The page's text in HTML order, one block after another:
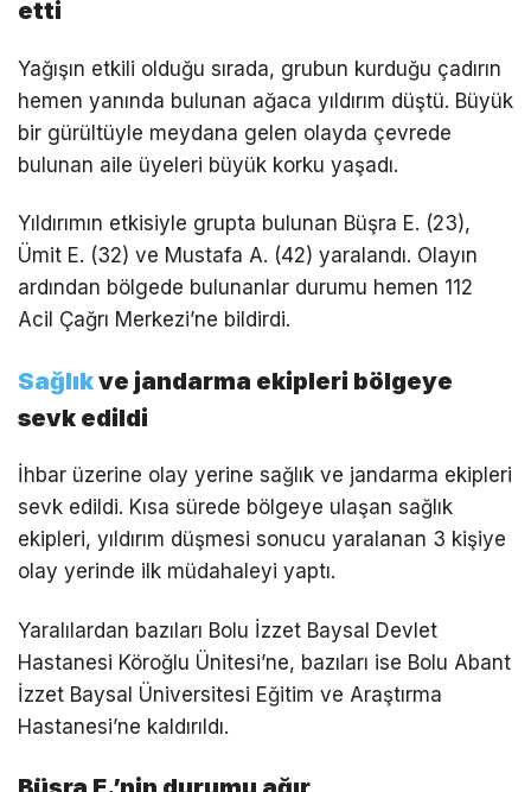
etti
Yağışın etkili olduğu sırada, grubun kurduğu çadırın
hemen yanında bulunan ağaca yıldırım düştü. Büyük
bir gürültüyle meydana gelen olayda çevrede
bulunan aile üyeleri büyük korku yaşadı.
Yıldırımın etkisiyle grupta bulunan Büşra E. (23),
Ümit E. (32) ve Mustafa A. (42) yaralandı. Olayın
ardından bölgede bulunanlar durumu hemen 112
Acil Çağrı Merkezi’ne bildirdi.
Sağlıkve jandarma ekipleri bölgeye
sevk edildi
İhbar üzerine olay yerine sağlık ve jandarma ekipleri
sevk edildi. Kısa sürede bölgeye ulaşan sağlık
ekipleri, yıldırım düşmesi sonucu yaralanan 3 kişiye
olay yerinde ilk müdahaleyi yaptı.
Yaralılardan bazıları Bolu İzzet Baysal Devlet
Hastanesi Köroğlu Ünitesi’ne, bazıları ise Bolu Abant
İzzet Baysal Üniversitesi Eğitim ve Araştırma
Hastanesi’ne kaldırıldı.